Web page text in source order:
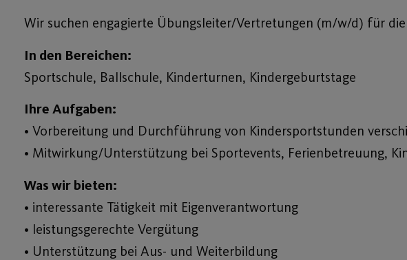
Wir suchen engagierte Übungsleiter/Vertretungen (m/w/d) für
In den Bereichen:
Sportschule, Ballschule, Kinderturnen, Kindergeburtstage
Ihre Aufgaben:
• Vorbereitung und Durchführung von Kindersportstunden
• Mitwirkung/Unterstützung bei Sportevents, Ferienbetreuung,
Was wir bieten:
• interessante Tätigkeit mit Eigenverantwortung
• leistungsgerechte Vergütung
• Unterstützung bei Aus- und Weiterbildung